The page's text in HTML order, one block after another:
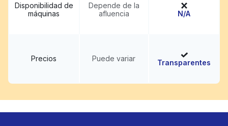
Disponibilidad de
máquinas
Depende de la
afluencia
N/A
Precios Puede variar Transparentes